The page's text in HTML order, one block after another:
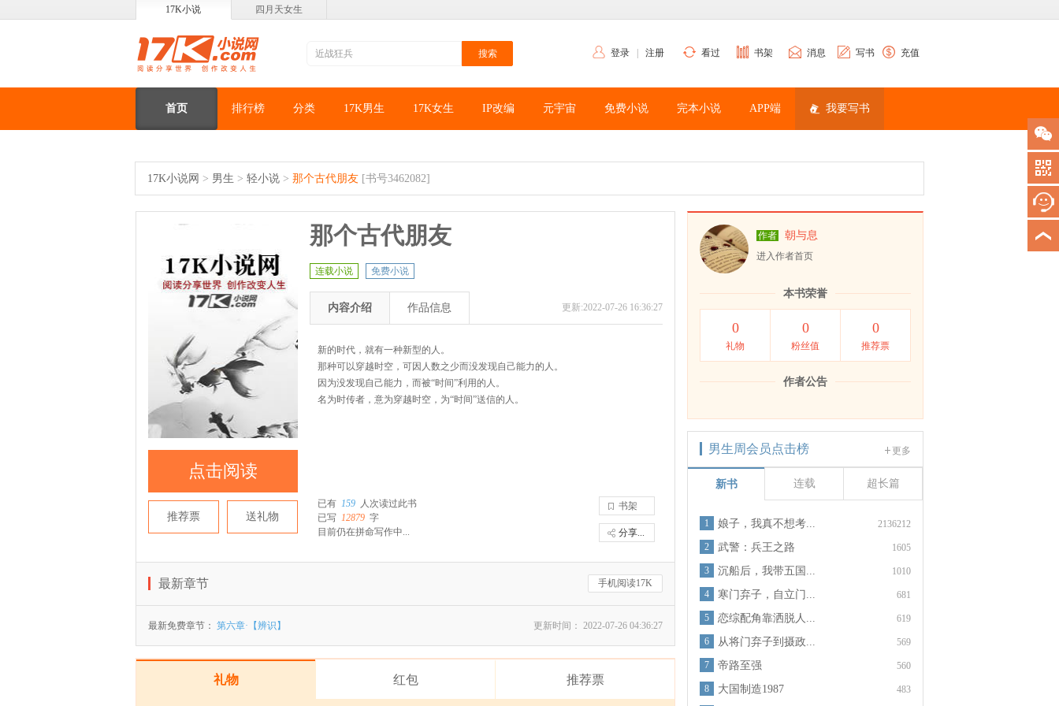
17K小说 四月天女生
登录 注册 看过 书架 消息 写书 充值
首页 排行榜 分类 17K男生 17K女生 IP改编 元宇宙 免费小说 完本小说 APP端 我要写书
17K小说网 > 男生 > 轻小说 > 那个古代朋友 [书号3462082]
点击阅读
推荐票 送礼物
那个古代朋友
连载小说 免费小说
更新:2022-07-26 16:36:27
内容介绍 作品信息
新的时代，就有一种新型的人。
那种可以穿越时空，可因人数之少而没发现自己能力的人。
因为没发现自己能力，而被“时间”利用的人。
名为时传者，意为穿越时空，为“时间”送信的人。
书架
分享...
已有 159 人次读过此书
已写 12879 字
目前仍在拼命写作中...
手机阅读17K
最新章节
更新时间： 2022-07-26 04:36:27
最新免费章节： 第六章·【辨识】
礼物 红包 推荐票
作者 朝与息
进入作者首页
本书荣誉
0
礼物
0
粉丝值
0
推荐票
作者公告
更多
男生周会员点击榜
新书 连载 超长篇
2136212
1 娘子，我真不想考...
1605
2 武警：兵王之路
1010
3 沉船后，我带五国...
681
4 寒门弃子，自立门...
619
5 恋综配角靠洒脱人...
569
6 从将门弃子到摄政...
560
7 帝路至强
483
8 大国制造1987